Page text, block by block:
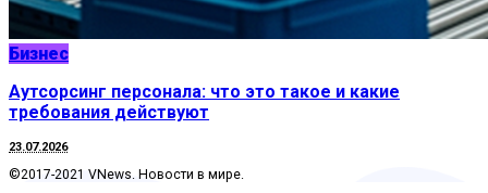
Бизнес
Аутсорсинг персонала: что это такое и какие
требования действуют
23.07.2026
©2017-2021 VNews. Новости в мире.